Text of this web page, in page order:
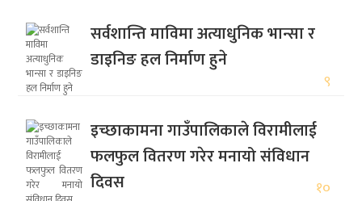
सर्वशान्ति माविमा अत्याधुनिक भान्सा र
डाइनिङ हल निर्माण हुने
९
इच्छाकामना गाउँपालिकाले विरामीलाई
फलफुल वितरण गरेर मनायो संविधान
दिवस
१०